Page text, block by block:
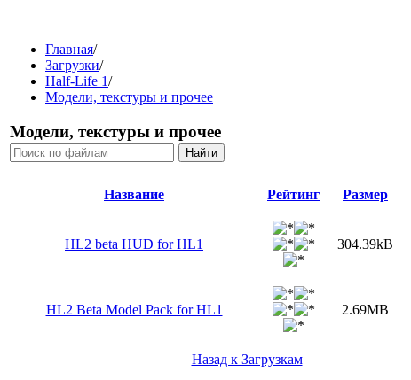
Главная/
Загрузки/
Half-Life 1/
Модели, текстуры и прочее
Модели, текстуры и прочее
Название Рейтинг Размер
HL2 beta HUD for HL1 304.39kB
HL2 Beta Model Pack for HL1 2.69MB
Назад к Загрузкам